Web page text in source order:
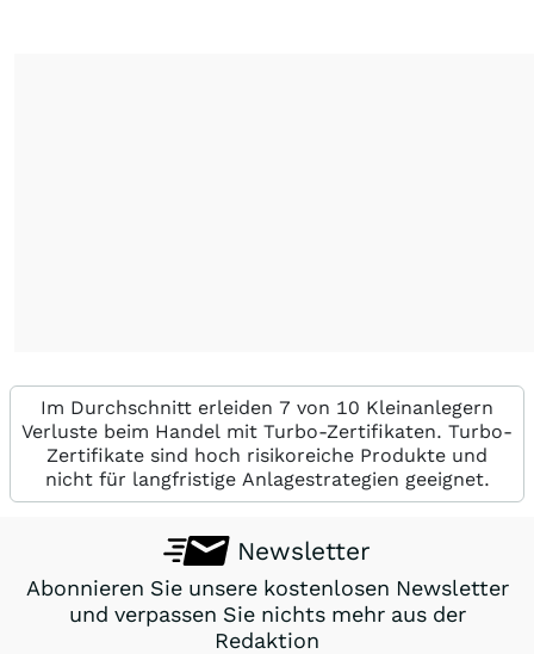
Im Durchschnitt erleiden 7 von 10 Kleinanlegern
Verluste beim Handel mit Turbo-Zertifikaten. Turbo-
Zertifikate sind hoch risikoreiche Produkte und
nicht für langfristige Anlagestrategien geeignet.
Newsletter
Abonnieren Sie unsere kostenlosen Newsletter
und verpassen Sie nichts mehr aus der
Redaktion